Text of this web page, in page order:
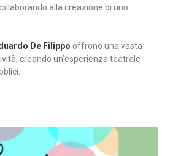
alla creazione di uno
De Filippo offrono una vasta
creando un’esperienza teatrale